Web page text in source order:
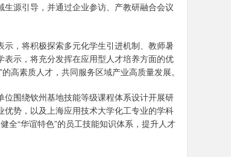
源引导，并通过企业参访、产教研融合会议
，将积极探索多元化学生引进机制、教师暑
示，将充分发挥在应用型人才培养方面的优
高素质人才，共同服务区域产业高质量发展。
围绕钦州基地技能等级课程体系设计开展研
势，以及上海应用技术大学化工专业的学科
全“华谊特色”的员工技能知识体系，提升人才